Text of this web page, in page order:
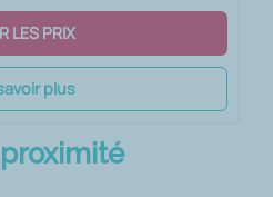
LES PRIX
plus